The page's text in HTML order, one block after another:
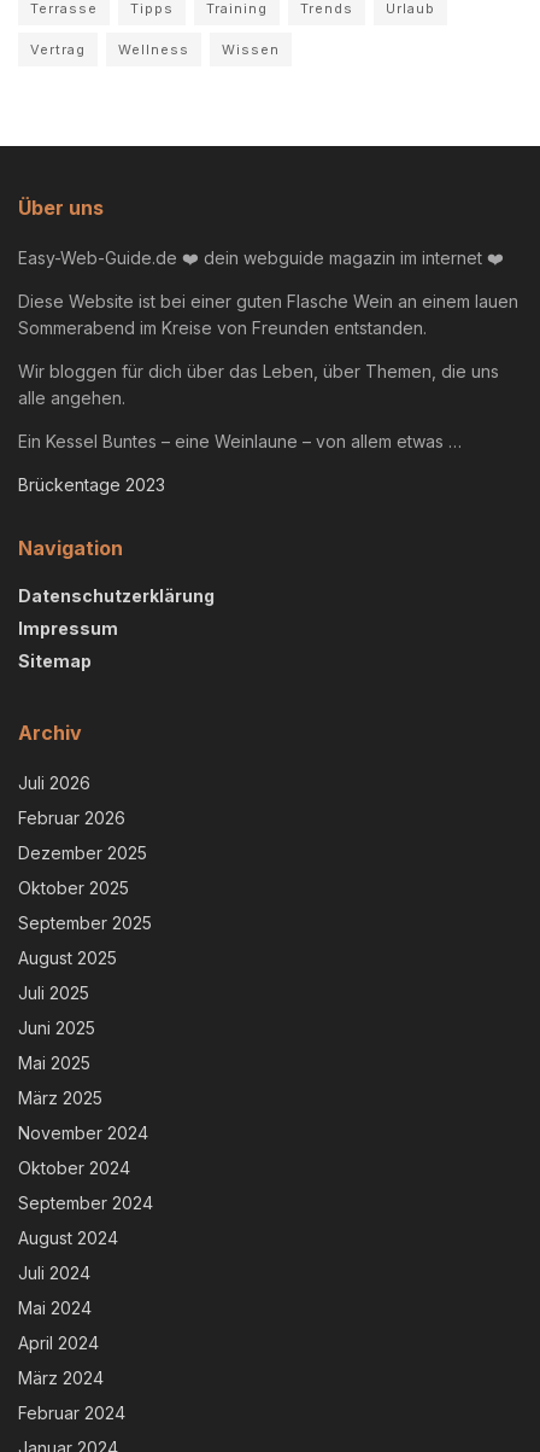
Terrasse Tipps Training Trends Urlaub
Vertrag Wellness Wissen
Über uns
Easy-Web-Guide.de ❤️ dein webguide magazin im internet ❤️
Diese Website ist bei einer guten Flasche Wein an einem lauen
Sommerabend im Kreise von Freunden entstanden.
Wir bloggen für dich über das Leben, über Themen, die uns
alle angehen.
Ein Kessel Buntes – eine Weinlaune – von allem etwas …
Brückentage 2023
Navigation
Datenschutzerklärung
Impressum
Sitemap
Archiv
Juli 2026
Februar 2026
Dezember 2025
Oktober 2025
September 2025
August 2025
Juli 2025
Juni 2025
Mai 2025
März 2025
November 2024
Oktober 2024
September 2024
August 2024
Juli 2024
Mai 2024
April 2024
März 2024
Februar 2024
Januar 2024